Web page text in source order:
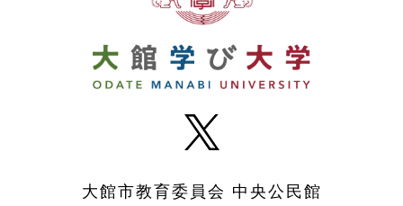
大館市教育委員会 中央公民館